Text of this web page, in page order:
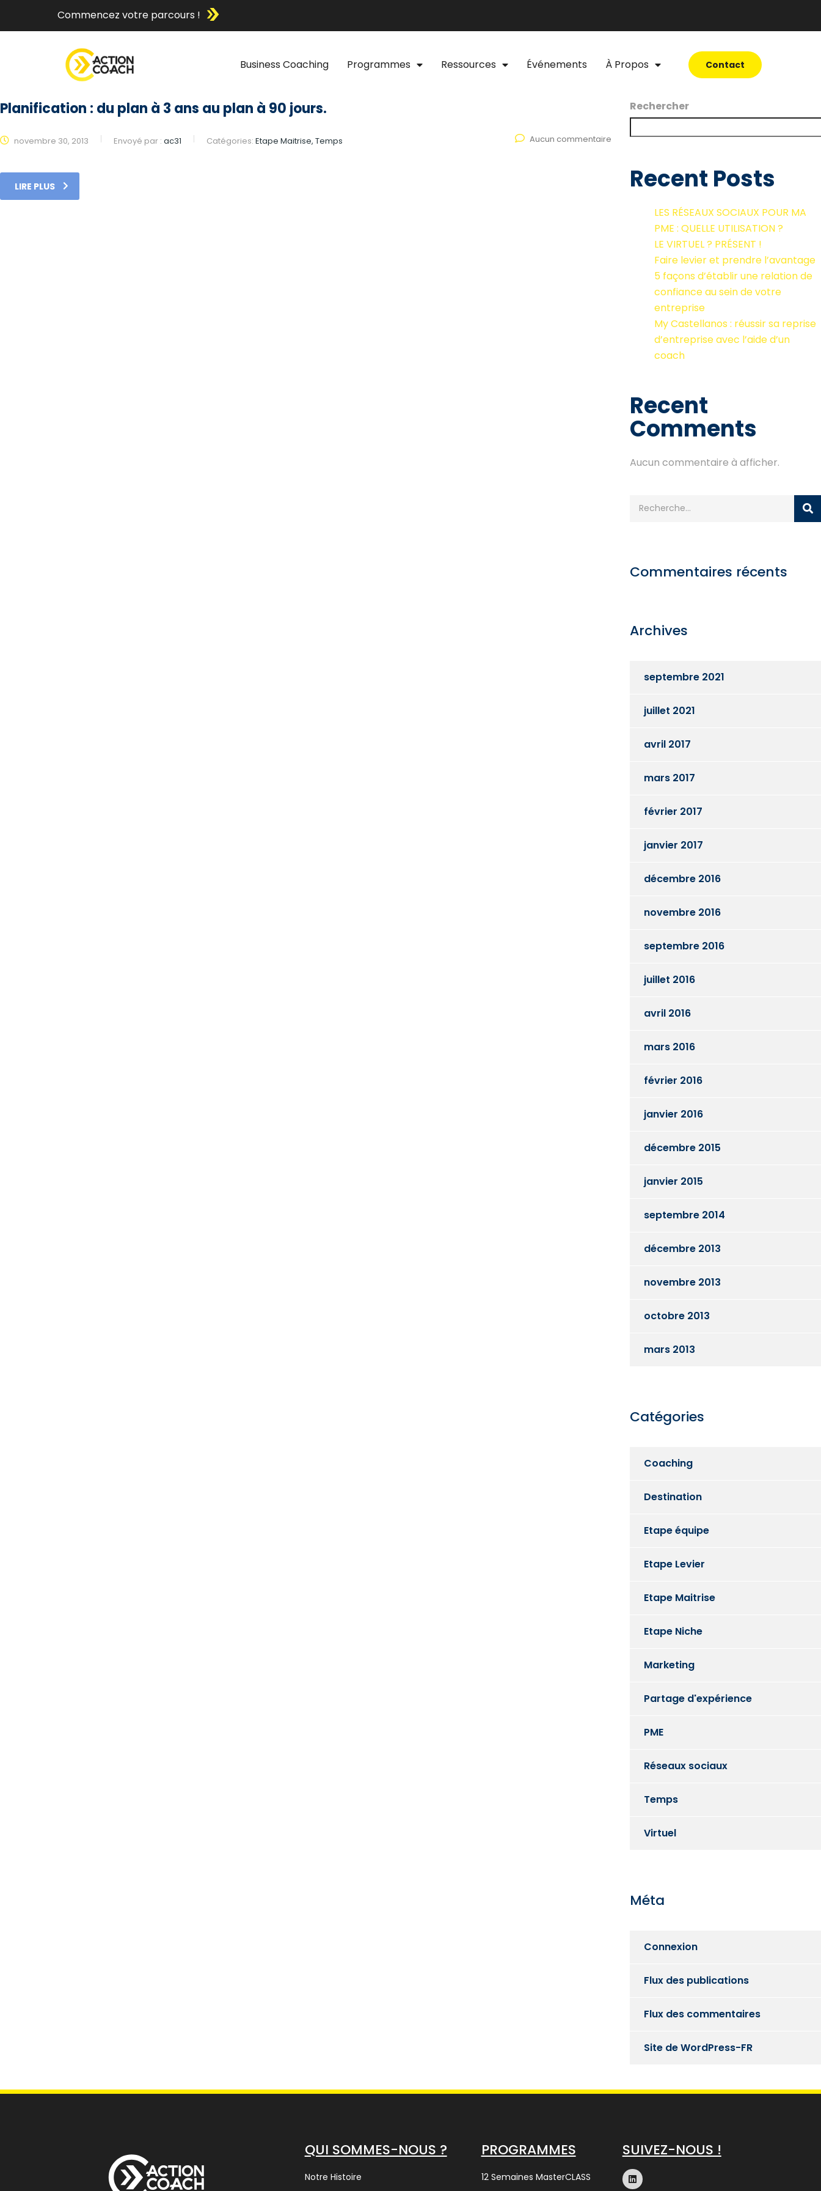
Commencez votre parcours !
Business Coaching Programmes Ressources Événements À Propos Contact
Planification : du plan à 3 ans au plan à 90 jours.
novembre 30, 2013 Envoyé par : ac31 Catégories: Etape Maitrise, Temps Aucun commentaire
LIRE PLUS
Rechercher
Recent Posts
LES RÉSEAUX SOCIAUX POUR MA
PME : QUELLE UTILISATION ?
LE VIRTUEL ? PRÉSENT !
Faire levier et prendre l’avantage
5 façons d’établir une relation de
confiance au sein de votre
entreprise
My Castellanos : réussir sa reprise
d’entreprise avec l’aide d’un
coach
Recent
Comments
Aucun commentaire à afficher.
Commentaires récents
Archives
septembre 2021
juillet 2021
avril 2017
mars 2017
février 2017
janvier 2017
décembre 2016
novembre 2016
septembre 2016
juillet 2016
avril 2016
mars 2016
février 2016
janvier 2016
décembre 2015
janvier 2015
septembre 2014
décembre 2013
novembre 2013
octobre 2013
mars 2013
Catégories
Coaching
Destination
Etape équipe
Etape Levier
Etape Maitrise
Etape Niche
Marketing
Partage d'expérience
PME
Réseaux sociaux
Temps
Virtuel
Méta
Connexion
Flux des publications
Flux des commentaires
Site de WordPress-FR
QUI SOMMES-NOUS ?
Notre Histoire
PROGRAMMES
12 Semaines MasterCLASS
SUIVEZ-NOUS !